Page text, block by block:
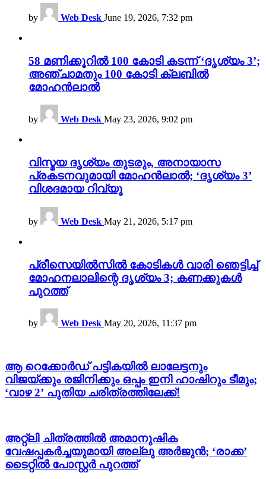
by Web Desk June 19, 2026, 7:32 pm
58 മണിക്കൂറിൽ 100 കോടി കടന്ന് ‘ദൃശ്യം 3’;
അഞ്ചാമതും 100 കോടി ക്ലബിൽ
മോഹൻലാൽ
by Web Desk May 23, 2026, 9:02 pm
വിസ്മയ ദൃശ്യം തുടരും, അനായാസ
പ്രകടനവുമായി മോഹൻലാൽ; ‘ദൃശ്യം 3’
വിശദമായ റിവ്യൂ
by Web Desk May 21, 2026, 5:17 pm
പ്രീസെയിൽസിൽ കോടികൾ വാരി ഞെട്ടിച്ച്
മോഹനലാലിന്റെ ദൃശ്യം 3; കണക്കുകൾ
പുറത്ത്
by Web Desk May 20, 2026, 11:37 pm
ആ റെക്കോർഡ് പട്ടികയിൽ ലാലേട്ടനും
വിജയ്ക്കും രജിനിക്കും ഒപ്പം ഇനി ഹാഷിറും ടീമും;
‘വാഴ 2’ പുതിയ ചരിത്രത്തിലേക്ക്!
അറ്റ്‌ലി ചിത്രത്തിൽ അമാനുഷിക
വേഷപ്പകർച്ചയുമായി അല്ലു അർജുൻ; ‘രാക്ക’
ടൈറ്റിൽ പോസ്റ്റർ പുറത്ത്